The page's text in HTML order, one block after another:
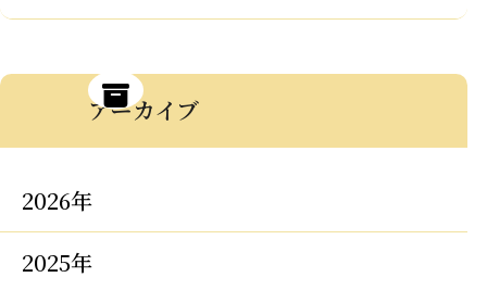
アーカイブ
2026年
2025年